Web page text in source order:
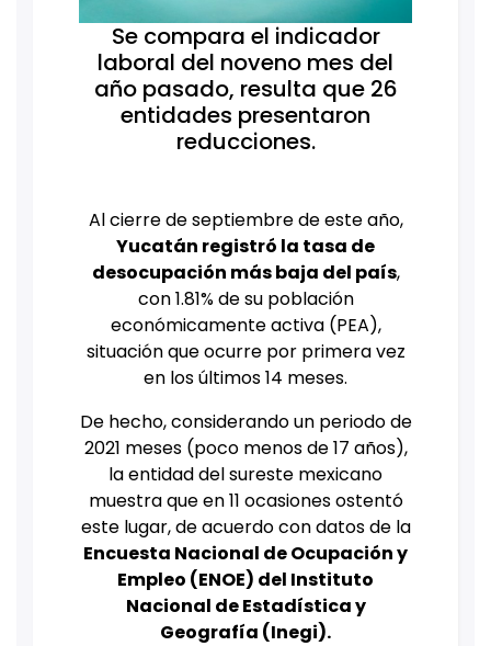
Se compara el indicador
laboral del noveno mes del
año pasado, resulta que 26
entidades presentaron
reducciones.
Al cierre de septiembre de este año,
Yucatán registró la tasa de
desocupación más baja del país,
con 1.81% de su población
económicamente activa (PEA),
situación que ocurre por primera vez
en los últimos 14 meses.
De hecho, considerando un periodo de
2021 meses (poco menos de 17 años),
la entidad del sureste mexicano
muestra que en 11 ocasiones ostentó
este lugar, de acuerdo con datos de la
Encuesta Nacional de Ocupación y
Empleo (ENOE) del Instituto
Nacional de Estadística y
Geografía (Inegi).